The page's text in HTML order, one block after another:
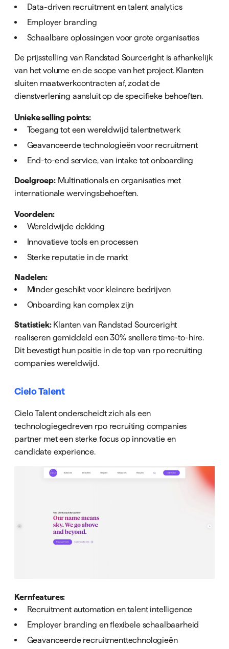
Data-driven recruitment en talent analytics
Employer branding
Schaalbare oplossingen voor grote organisaties
De prijsstelling van Randstad Sourceright is afhankelijk
van het volume en de scope van het project. Klanten
sluiten maatwerkcontracten af, zodat de
dienstverlening aansluit op de specifieke behoeften.
Unieke selling points:
Toegang tot een wereldwijd talentnetwerk
Geavanceerde technologieën voor recruitment
End-to-end service, van intake tot onboarding
Doelgroep:Multinationals en organisaties met
internationale wervingsbehoeften.
Voordelen:
Wereldwijde dekking
Innovatieve tools en processen
Sterke reputatie in de markt
Nadelen:
Minder geschikt voor kleinere bedrijven
Onboarding kan complex zijn
Statistiek:Klanten van Randstad Sourceright
realiseren gemiddeld een 30% snellere time-to-hire.
Dit bevestigt hun positie in de top van rpo recruiting
companies wereldwijd.
Cielo Talent
Cielo Talent onderscheidt zich als een
technologiegedreven rpo recruiting companies
partner met een sterke focus op innovatie en
candidate experience.
Kernfeatures:
Recruitment automation en talent intelligence
Employer branding en flexibele schaalbaarheid
Geavanceerde recruitmenttechnologieën